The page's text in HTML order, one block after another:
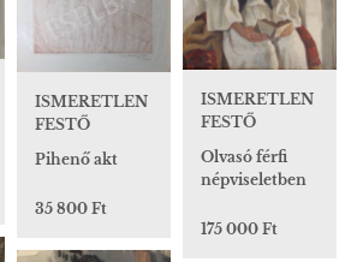
ISMERETLEN
FESTŐ
Olvasó férfi
népviseletben
175 000 Ft
ISMERETLEN
FESTŐ
Pihenő akt
35 800 Ft